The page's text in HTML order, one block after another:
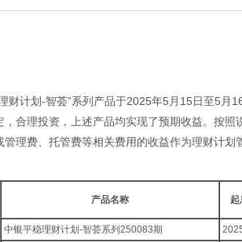
财计划-智荟”系列产品于2025年5月15日至5月
，合理投资，上述产品均实现了预期收益。按
管理费、托管费等相关费用的收益作为理财计
产品名称 起
中银平稳理财计划-智荟系列250083期